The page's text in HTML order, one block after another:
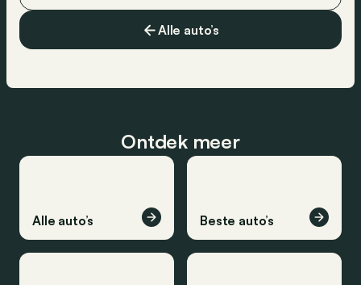
Alle auto’s
Ontdek meer
Alle auto’s Beste auto’s